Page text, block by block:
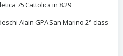
75 Cattolica in 8.29
Alain GPA San Marino 2° class